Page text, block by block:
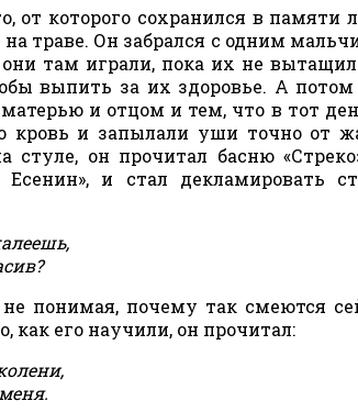
от которого сохранился в памяти
траве. Он забрался с одним
там играли, пока их не
выпить за их здоровье. А
и отцом и тем, что в тот
кровь и запылали уши точно от
он прочитал басню
и стал декламировать
понимая, почему так смеются
как его научили, он прочитал: